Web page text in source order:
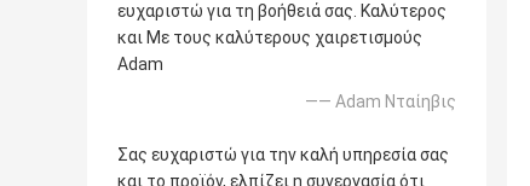
ευχαριστώ για τη βοήθειά σας. Καλύτερος
και Με τους καλύτερους χαιρετισμούς
Adam
—— Adam Νταίηβις
Σας ευχαριστώ για την καλή υπηρεσία σας
και το προϊόν, ελπίζει η συνεργασία ότι